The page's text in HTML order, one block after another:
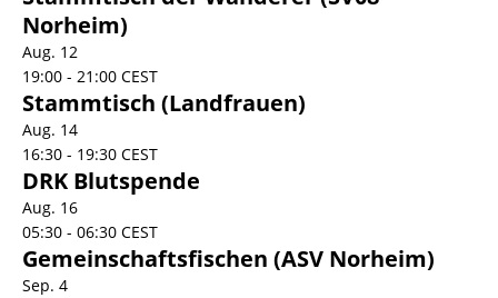
Norheim)
Aug. 12
19:00 - 21:00 CEST
Stammtisch (Landfrauen)
Aug. 14
16:30 - 19:30 CEST
DRK Blutspende
Aug. 16
05:30 - 06:30 CEST
Gemeinschaftsfischen (ASV Norheim)
Sep. 4